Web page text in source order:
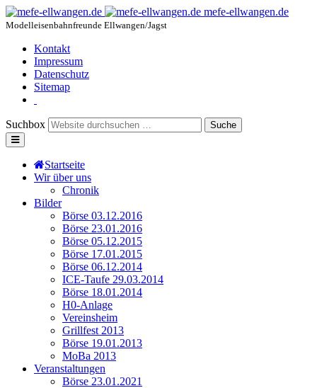
mefe-ellwangen.de
Modelleisenbahnfreunde Ellwangen/Jagst
Kontakt
Impressum
Datenschutz
Sitemap
Suchbox Suche
Startseite
Wir über uns
Chronik
Bilder
Börse 03.12.2016
Börse 23.01.2016
Börse 05.12.2015
Börse 17.01.2015
Börse 06.12.2014
ICE-Taufe 29.03.2014
Börse 18.01.2014
H0-Anlage
Vereinsheim
Grillfest 2013
Börse 19.01.2013
MoBa 2013
Veranstaltungen
Börse 23.01.2021